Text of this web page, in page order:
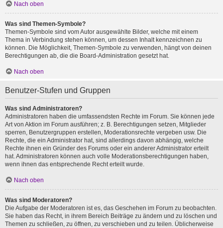
Nach oben
Was sind Themen-Symbole?
Themen-Symbole sind vom Autor ausgewählte Bilder, welche mit einem
Thema in Verbindung stehen können, um dessen Inhalt kennzeichnen zu
können. Die Möglichkeit, Themen-Symbole zu verwenden, hängt von deinen
Berechtigungen ab, die die Board-Administration gesetzt hat.
Nach oben
Benutzer-Stufen und Gruppen
Was sind Administratoren?
Administratoren haben die umfassendsten Rechte im Forum. Sie können jede
Art von Aktion im Forum ausführen; z. B. Berechtigungen setzen, Mitglieder
sperren, Benutzergruppen erstellen, Moderationsrechte vergeben usw. Die
Rechte, die ein Administrator hat, sind allerdings davon abhängig, welche
Rechte ihnen ein Gründer des Forums oder ein anderer Administrator erteilt
hat. Administratoren können auch volle Moderationsberechtigungen haben,
wenn ihnen das entsprechende Recht erteilt wurde.
Nach oben
Was sind Moderatoren?
Die Aufgabe der Moderatoren ist es, das Geschehen im Forum zu beobachten.
Sie haben das Recht, in ihrem Bereich Beiträge zu ändern und zu löschen und
Themen zu schließen, zu öffnen, zu verschieben und zu teilen. Üblicherweise